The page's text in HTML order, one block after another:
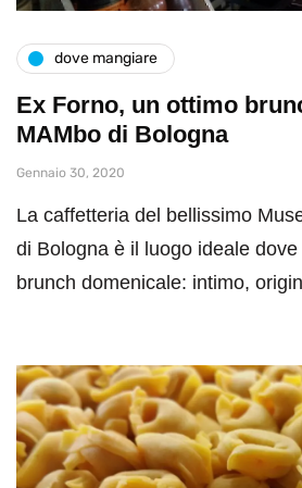
dove mangiare
Ex Forno, un ottimo
MAMbo di Bologna
Gennaio 30, 2020
La caffetteria del bellissimo
di Bologna è il luogo ideale
brunch domenicale: intimo,